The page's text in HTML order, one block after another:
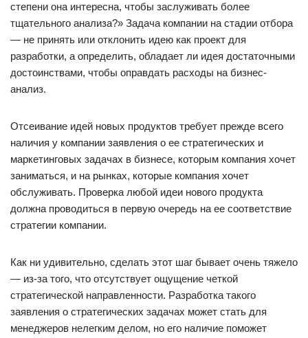
степени она интересна, чтобы заслуживать более
тщательного анализа?» Задача компании на стадии отбора
— не принять или отклонить идею как проект для
разработки, а определить, обладает ли идея достаточными
достоинствами, чтобы оправдать расходы на бизнес-
анализ.
Отсеивание идей новых продуктов требует прежде всего
наличия у компании заявления о ее стратегических и
маркетинговых задачах в бизнесе, которым компания хочет
заниматься, и на рынках, которые компания хочет
обслуживать. Проверка любой идеи нового продукта
должна проводиться в первую очередь на ее соответствие
стратегии компании.
Как ни удивительно, сделать этот шаг бывает очень тяжело
— из-за того, что отсутствует ощущение четкой
стратегической направленности. Разработка такого
заявления о стратегических задачах может стать для
менеджеров нелегким делом, но его наличие поможет